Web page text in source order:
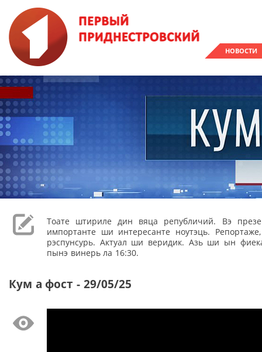
НОВОСТИ
Тоате штириле дин вяца републичий. Вэ
импортанте ши интересанте ноутэць.
рэспунсурь. Актуал ши веридик. Азь ши ын
пынэ винерь ла 16:30.
Кум а фост - 29/05/25